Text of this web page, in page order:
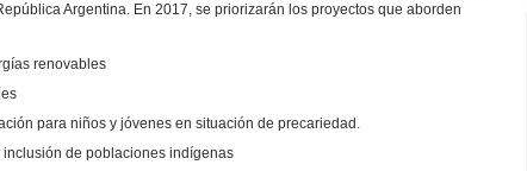
Argentina. En 2017, se priorizarán los proyectos que aborden
renovables
para niños y jóvenes en situación de precariedad.
de poblaciones indígenas